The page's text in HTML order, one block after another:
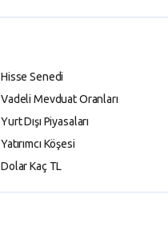
Hisse Senedi
Vadeli Mevduat Oranları
Yurt Dışı Piyasaları
Yatırımcı Köşesi
Dolar Kaç TL